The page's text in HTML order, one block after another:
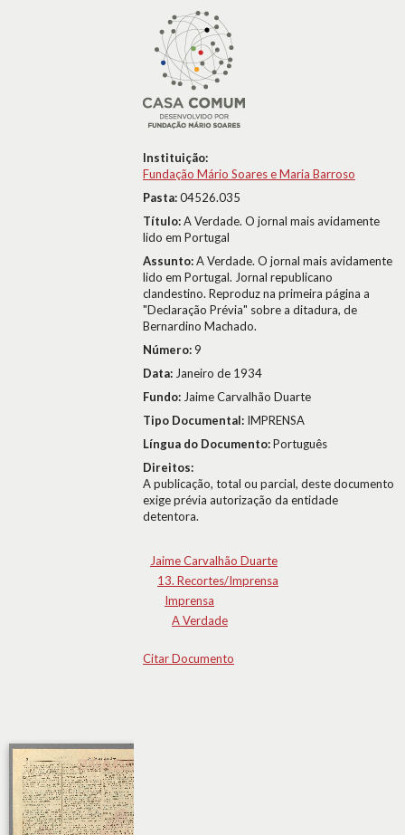
Instituição:
Fundação Mário Soares e Maria Barroso
Pasta:04526.035
Título:A Verdade. O jornal mais avidamente
lido em Portugal
Assunto:A Verdade. O jornal mais avidamente
lido em Portugal. Jornal republicano
clandestino. Reproduz na primeira página a
"Declaração Prévia" sobre a ditadura, de
Bernardino Machado.
Número:9
Data: Janeiro de 1934
Fundo: Jaime Carvalhão Duarte
Tipo Documental: IMPRENSA
Língua do Documento:Português
Direitos:
A publicação, total ou parcial, deste documento
exige prévia autorização da entidade
detentora.
Jaime Carvalhão Duarte
13. Recortes/Imprensa
Imprensa
A Verdade
Citar Documento